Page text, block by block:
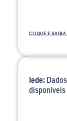
CLIQUE E
Iede:
disponíveis